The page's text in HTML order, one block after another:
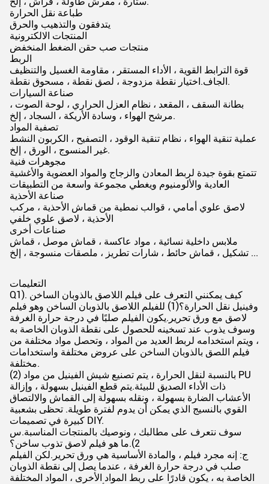
طباعة نقل الحرارة
يتدفقون والتذهيب والحرق
المنتجات الالكترونية
منتجات صب حقن الضغط المنخفض
الربط
قوة الترابط القوية ، الأداء المستقر ، مقاومة الغسيل والتنظيف
الجاف.اختيار نقطة مزدوجة ، لصق نقطة ، مسحوق نقطة.
صناعة السيارات
بطانة السقف ، المقعد ، نظام العزل الحراري ، لوحة الصوت ،
مرشح الهواء ، وسادة الأريكة ، السجاد ، إلخ.
تصفية المواد
عملية تنقية الهواء ، نظام تنقية الوقود ، التصفيح ، الكربون النشط
غير المنسوج ، الورق ، إلخ.
مجوهرات فنية
تتمتع بقوة جيدة لربط المعادن والزجاج والمواد العضوية والأغشية
العادية والألومنيوم ويغطي مجموعة واسعة من التطبيقات
صناعة الأحذية
لاصق علوي أمامي ، قوالب نمطية من قماش الأحذية ، مركب
الأحذية ، لاصق علوي خلفي
صناعات أخرى
ملابس داخلية نسائية ، مواد عاكسة ، قماش موصل ، قماش
تشكيل ، قماش حائط ، شارات تطريز ، ملصقات منسوجة ، إلخ ...
التعليمات
Q1). كيف يمكنني التعرف على فيلم اللاصق بالذوبان الساخن
وفينيل نقل الحرارة؟(1) للفيلم اللاصق بالذوبان الساخن وهو فيلم
لاصق مع ورق تحرير.يكون الفيلم صلبًا في درجة حرارة الغرفة
وسوف يذوب عند تسخينه للحصول على نقطة الذوبان الخاصة به
، ويتم استخدامه لربط العديد من المواد ، وتحصل مواد مختلفة من
فيلم اللصق بالذوبان الساخن على عروض مختلفة واستخدامات
مختلفة.
(2) بالنسبة لنقل الحرارة ، يتم تصنيع شيش الفينيل من مواد PU
ذات الأداء الصديق للبيئة.يتم قطع الفينيل بسهولة ، وإزالة
الأعشاب الضارة بسهولة ، ونقله بسهولة إلى القماش والالتصاق
القوي بالنسيج الذي يمكن أن يدوم لفترة طويلة. تحظى بشعبية
كبيرة في تصميمات DIY.
سوف نتعرف على مطالبك ، ونوصيك بالمنتجات المناسبة.س
2).ما هو فيلم لاصق تذوب ساخن؟
ج: إنه مجرد فيلم ، والمادة الأساسية هي ورق تحرير.لكن الفيلم
صلب في درجة حرارة الغرفة ، عندما يصل إلى نقطة الذوبان
الخاصة به ، يكون قادرًا على ربط المواد الأخرى ، المواد المختلفة